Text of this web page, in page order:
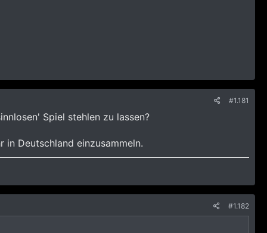
#1.181
Spiel stehlen zu lassen?
Deutschland einzusammeln.
#1.182